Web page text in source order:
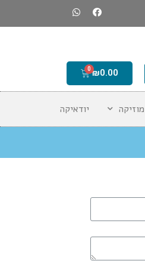
₪0.00
מוזיקה יודאיקה